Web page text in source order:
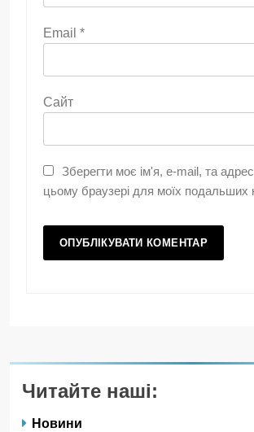
Email *
Сайт
Зберегти моє ім'я, e-mail, та
цьому браузері для моїх подальших
Читайте наші:
Новини